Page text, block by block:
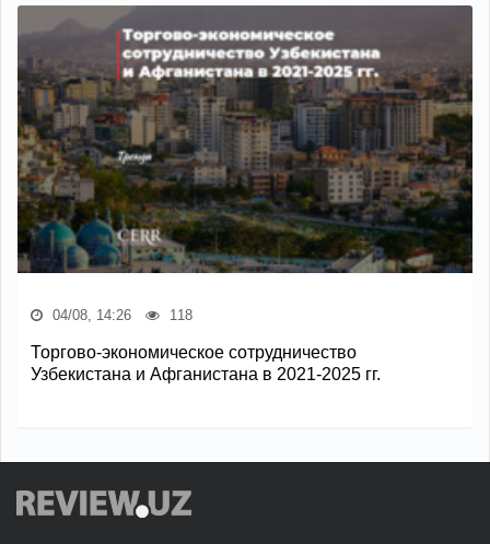
04/08, 14:26 118
Торгово-экономическое сотрудничество
Узбекистана и Афганистана в 2021-2025 гг.